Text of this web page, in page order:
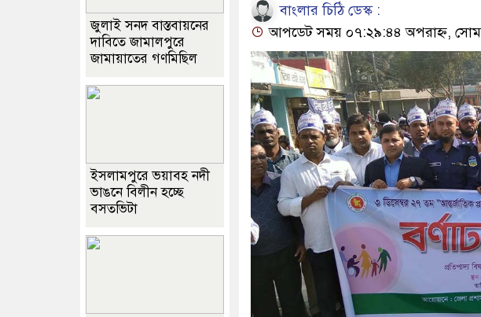
বাংলার চিঠি ডেস্ক :
আপডেট সময় ০৭:২৯:৪৪ অপরাহ্ন,
জুলাই সনদ বাস্তবায়নের
দাবিতে জামালপুরে
জামায়াতের গণমিছিল
ইসলামপুরে ভয়াবহ নদী
ভাঙনে বিলীন হচ্ছে
বসতভিটা